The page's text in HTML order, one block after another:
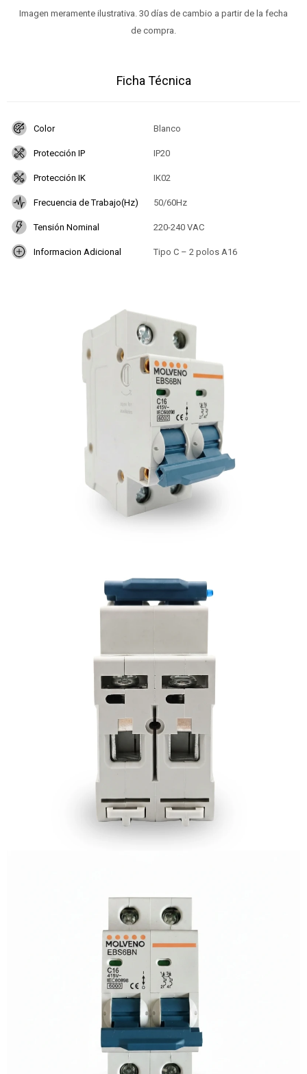
Imagen meramente ilustrativa. 30 días de cambio a partir de la fecha
de compra.
Ficha Técnica
Color Blanco
Protección IP IP20
Protección IK IK02
Frecuencia de Trabajo(Hz) 50/60Hz
Tensión Nominal 220-240 VAC
Informacion Adicional Tipo C – 2 polos A16